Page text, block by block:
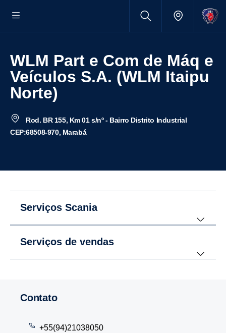
WLM Part e Com de Máq e
Veículos S.A. (WLM Itaipu
Norte)
Rod. BR 155, Km 01 s/nº - Bairro Distrito Industrial
CEP:68508-970, Marabá
Serviços Scania
Serviços de vendas
Contato
+55(94)21038050